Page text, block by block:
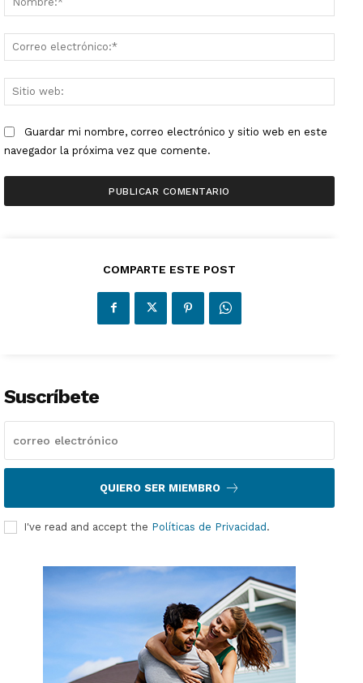
web:
Guardar mi nombre, correo electrónico y sitio web en este
navegador la próxima vez que comente.
COMPARTE ESTE POST
Suscríbete
QUIERO SER MIEMBRO
I've read and accept the Políticas de Privacidad.